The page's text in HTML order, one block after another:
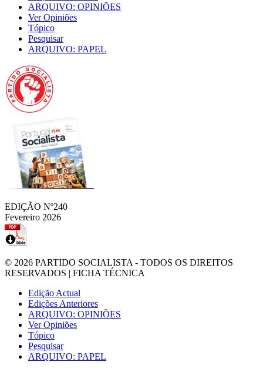
ARQUIVO: OPINIÕES
Ver Opiniões
Tópico
Pesquisar
ARQUIVO: PAPEL
EDIÇÃO Nº240
Fevereiro 2026
© 2026 PARTIDO SOCIALISTA - TODOS OS DIREITOS
RESERVADOS | FICHA TÉCNICA
Edição Actual
Edições Anteriores
ARQUIVO: OPINIÕES
Ver Opiniões
Tópico
Pesquisar
ARQUIVO: PAPEL